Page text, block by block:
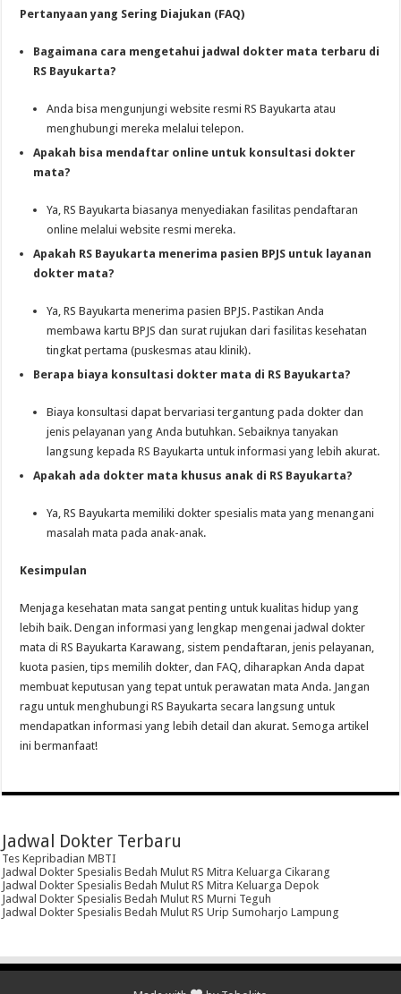
Pertanyaan yang Sering Diajukan (FAQ)
Bagaimana cara mengetahui jadwal dokter mata terbaru di
RS Bayukarta?
Anda bisa mengunjungi website resmi RS Bayukarta atau
menghubungi mereka melalui telepon.
Apakah bisa mendaftar online untuk konsultasi dokter
mata?
Ya, RS Bayukarta biasanya menyediakan fasilitas pendaftaran
online melalui website resmi mereka.
Apakah RS Bayukarta menerima pasien BPJS untuk layanan
dokter mata?
Ya, RS Bayukarta menerima pasien BPJS. Pastikan Anda
membawa kartu BPJS dan surat rujukan dari fasilitas kesehatan
tingkat pertama (puskesmas atau klinik).
Berapa biaya konsultasi dokter mata di RS Bayukarta?
Biaya konsultasi dapat bervariasi tergantung pada dokter dan
jenis pelayanan yang Anda butuhkan. Sebaiknya tanyakan
langsung kepada RS Bayukarta untuk informasi yang lebih akurat.
Apakah ada dokter mata khusus anak di RS Bayukarta?
Ya, RS Bayukarta memiliki dokter spesialis mata yang menangani
masalah mata pada anak-anak.
Kesimpulan
Menjaga kesehatan mata sangat penting untuk kualitas hidup yang
lebih baik. Dengan informasi yang lengkap mengenai jadwal dokter
mata di RS Bayukarta Karawang, sistem pendaftaran, jenis pelayanan,
kuota pasien, tips memilih dokter, dan FAQ, diharapkan Anda dapat
membuat keputusan yang tepat untuk perawatan mata Anda. Jangan
ragu untuk menghubungi RS Bayukarta secara langsung untuk
mendapatkan informasi yang lebih detail dan akurat. Semoga artikel
ini bermanfaat!
Jadwal Dokter Terbaru
Tes Kepribadian MBTI
Jadwal Dokter Spesialis Bedah Mulut RS Mitra Keluarga Cikarang
Jadwal Dokter Spesialis Bedah Mulut RS Mitra Keluarga Depok
Jadwal Dokter Spesialis Bedah Mulut RS Murni Teguh
Jadwal Dokter Spesialis Bedah Mulut RS Urip Sumoharjo Lampung